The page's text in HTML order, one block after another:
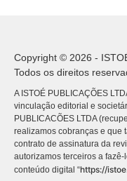
Copyright © 2026 -
Todos os direitos
A ISTOÉ PUBLICAÇÕES
vinculação editorial e
PUBLICACÕES LTDA
realizamos cobranças e que
contrato de assinatura da
autorizamos terceiros a
conteúdo digital “https://